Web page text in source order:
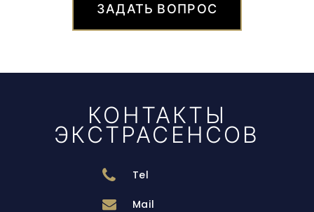
ЗАДАТЬ ВОПРОС
КОНТАКТЫ
ЭКСТРАСЕНСОВ
Tel
Mail